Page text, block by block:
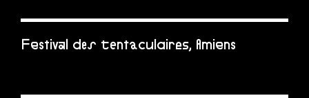
Festival des tentaculaires, Amiens